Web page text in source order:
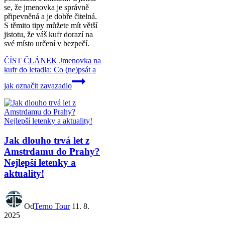
se, že jmenovka je správně
připevněná a je dobře čitelná.
S těmito tipy můžete mít větší
jistotu, že váš kufr dorazí na
své místo určení v bezpečí.
ČÍST ČLÁNEK Jmenovka na
kufr do letadla: Co (ne)psát a
jak označit zavazadlo
Jak dlouho trvá let z
Amstrdamu do Prahy?
Nejlepší letenky a
aktuality!
OdTerno Tour 11. 8.
2025